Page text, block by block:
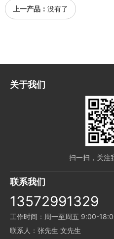
上一产品： 没有了
关于我们
扫一扫，关注
联系我们
13572991329
工作时间：周一至周五 9:00-
联系人：张先生 文先生